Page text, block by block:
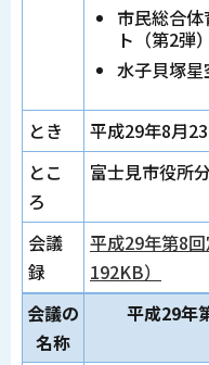
市民総合
ト（第2弾
水子貝塚
とき
平成29年8月
とこ
ろ
富士見市役所
会議
録
平成29年第8
192KB）
会議の
名称
平成29年